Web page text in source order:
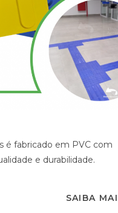
é fabricado em PVC com
e durabilidade.
SAIBA